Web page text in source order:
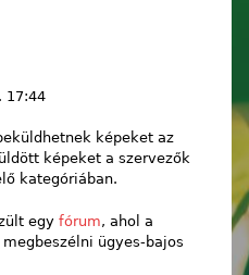
17:44
képeket az
képeket a szervezők
kategóriában.
egy fórum, ahol a
ügyes-bajos